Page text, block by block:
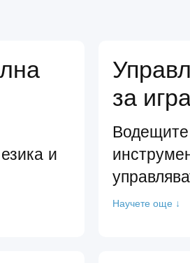
и
за
Водещите
Научете още ↓